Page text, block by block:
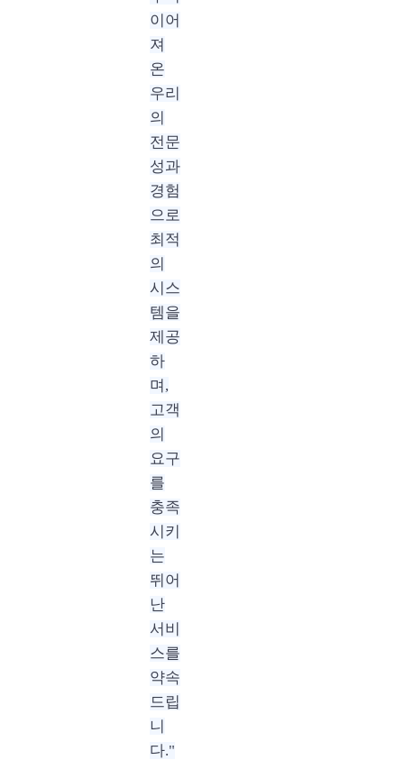
이어
져
온
우리
의
전문
성과
경험
으로
최적
의
시스
템을
제공
하
며,
고객
의
요구
를
충족
시키
는
뛰어
난
서비
스를
약속
드립
니
다."